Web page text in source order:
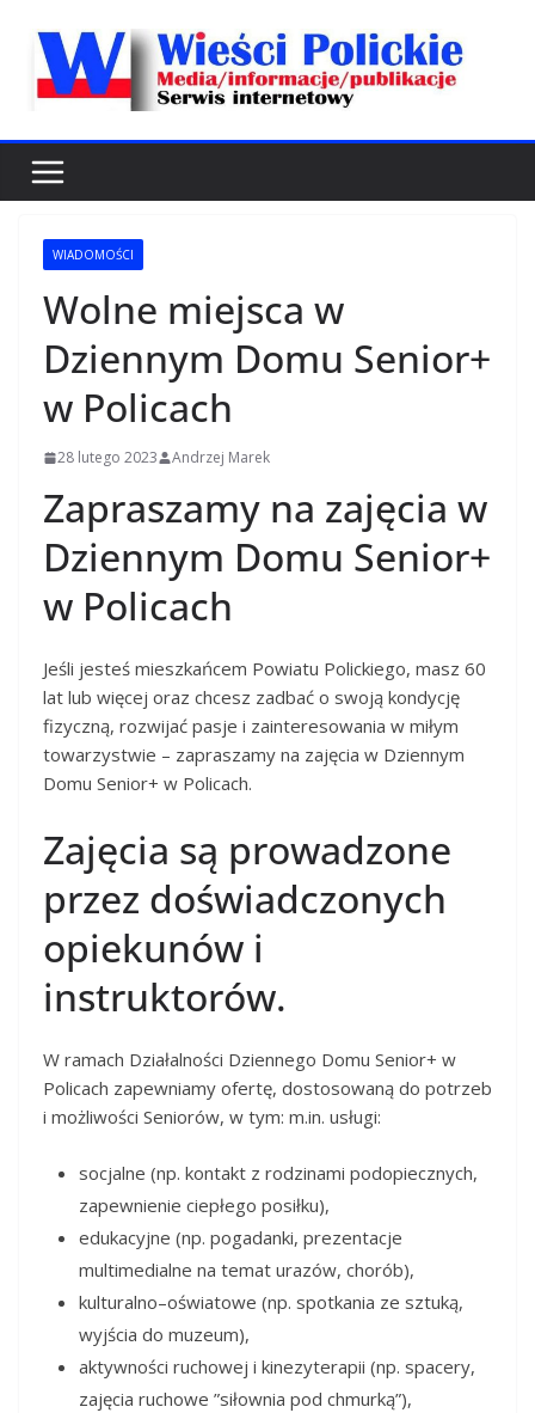
WIADOMOŚCI
Wolne miejsca w
Dziennym Domu Senior+
w Policach
28 lutego 2023 Andrzej Marek
Zapraszamy na zajęcia w
Dziennym Domu Senior+
w Policach
Jeśli jesteś mieszkańcem Powiatu Polickiego, masz 60
lat lub więcej oraz chcesz zadbać o swoją kondycję
fizyczną, rozwijać pasje i zainteresowania w miłym
towarzystwie – zapraszamy na zajęcia w Dziennym
Domu Senior+ w Policach.
Zajęcia są prowadzone
przez doświadczonych
opiekunów i
instruktorów.
W ramach Działalności Dziennego Domu Senior+ w
Policach zapewniamy ofertę, dostosowaną do potrzeb
i możliwości Seniorów, w tym: m.in. usługi:
socjalne (np. kontakt z rodzinami podopiecznych,
zapewnienie ciepłego posiłku),
edukacyjne (np. pogadanki, prezentacje
multimedialne na temat urazów, chorób),
kulturalno–oświatowe (np. spotkania ze sztuką,
wyjścia do muzeum),
aktywności ruchowej i kinezyterapii (np. spacery,
zajęcia ruchowe ”siłownia pod chmurką”),